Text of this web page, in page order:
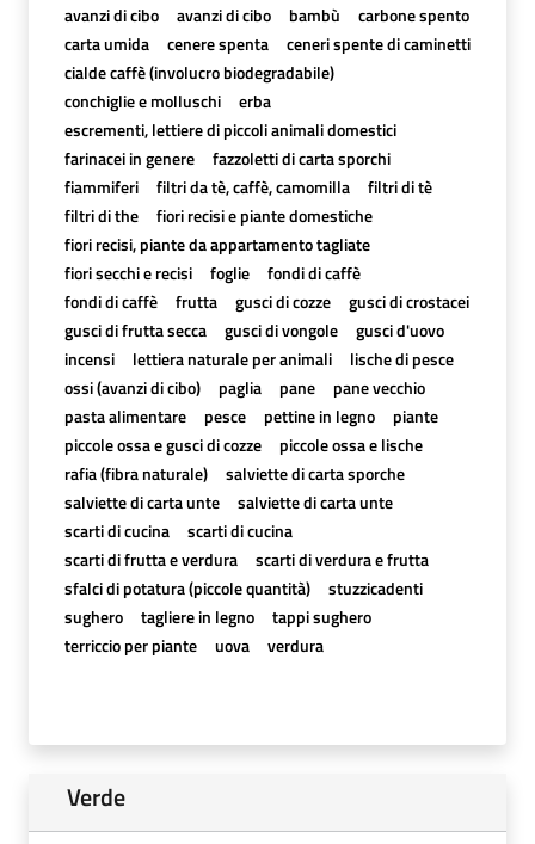
avanzi di cibo
avanzi di cibo bambù
carbone spento
carta umida
cenere spenta
ceneri spente di caminetti
cialde caffè (involucro biodegradabile)
conchiglie e molluschi
erba
escrementi, lettiere di piccoli animali domestici
farinacei in genere
fazzoletti di carta sporchi
fiammiferi
filtri da tè, caffè, camomilla
filtri di tè
filtri di the
fiori recisi e piante domestiche
fiori recisi, piante da appartamento tagliate
fiori secchi e recisi
foglie
fondi di caffè
fondi di caffè
frutta gusci di cozze
gusci di crostacei
gusci di frutta secca
gusci di vongole
gusci d'uovo
incensi
lettiera naturale per animali
lische di pesce
ossi (avanzi di cibo)
paglia pane
pane vecchio
pasta alimentare
pesce pettine in legno
piante
piccole ossa e gusci di cozze
piccole ossa e lische
rafia (fibra naturale)
salviette di carta sporche
salviette di carta unte
salviette di carta unte
scarti di cucina
scarti di cucina
scarti di frutta e verdura
scarti di verdura e frutta
sfalci di potatura (piccole quantità)
stuzzicadenti
sughero
tagliere in legno
tappi sughero
terriccio per piante
uova verdura
Verde